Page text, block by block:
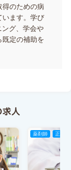
得のための病
います。学び
グ、学会や
既定の補助を
人
薬剤師 正社員